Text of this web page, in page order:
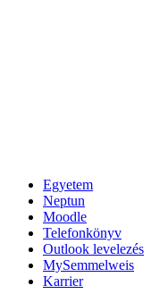
Egyetem
Neptun
Moodle
Telefonkönyv
Outlook levelezés
MySemmelweis
Karrier